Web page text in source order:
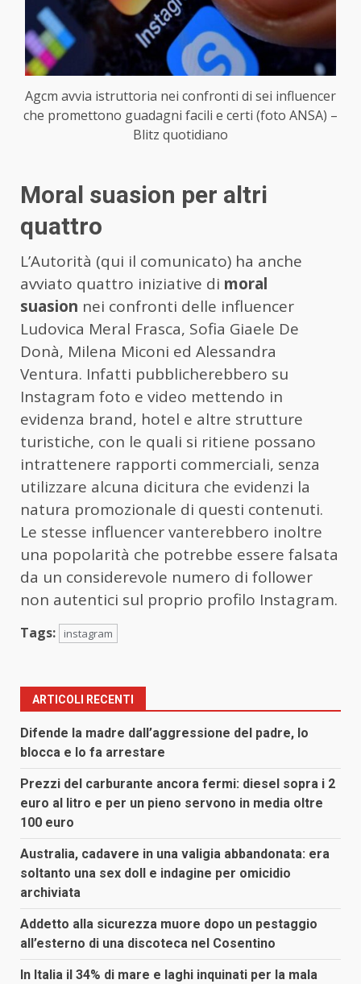
Agcm avvia istruttoria nei confronti di sei influencer
che promettono guadagni facili e certi (foto ANSA) –
Blitz quotidiano
Moral suasion per altri
quattro
L’Autorità (qui il comunicato) ha anche
avviato quattro iniziative di moral
suasion nei confronti delle influencer
Ludovica Meral Frasca, Sofia Giaele De
Donà, Milena Miconi ed Alessandra
Ventura. Infatti pubblicherebbero su
Instagram foto e video mettendo in
evidenza brand, hotel e altre strutture
turistiche, con le quali si ritiene possano
intrattenere rapporti commerciali, senza
utilizzare alcuna dicitura che evidenzi la
natura promozionale di questi contenuti.
Le stesse influencer vanterebbero inoltre
una popolarità che potrebbe essere falsata
da un considerevole numero di follower
non autentici sul proprio profilo Instagram.
Tags: instagram
ARTICOLI RECENTI
Difende la madre dall’aggressione del padre, lo
blocca e lo fa arrestare
Prezzi del carburante ancora fermi: diesel sopra i 2
euro al litro e per un pieno servono in media oltre
100 euro
Australia, cadavere in una valigia abbandonata: era
soltanto una sex doll e indagine per omicidio
archiviata
Addetto alla sicurezza muore dopo un pestaggio
all’esterno di una discoteca nel Cosentino
In Italia il 34% di mare e laghi inquinati per la mala